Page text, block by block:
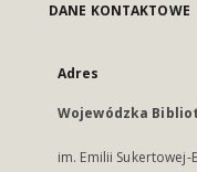
DANE KONTAKTOWE
Adres
Wojewódzka
im. Emilii